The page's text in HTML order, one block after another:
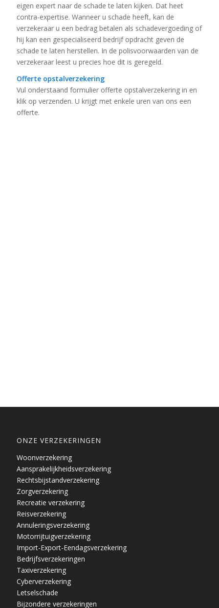
eigen expert naar de schade te laten kijken. Dat heet
contra-expertise. Wanneer u schade heeft, kan de
verzekeraar u een bedrag betalen als schadevergoeding of
hij kan een gespecialiseerd bedrijf opdracht geven de
schade te laten herstellen. In de polisvoorwaarden van de
verzekeraar leest u precies hoe dit is geregeld.
Offerte opstalverzekering
Vul onderstaand formulier offerte opstalverzekering in en
klik op verzenden. U krijgt met enkele uren van ons een
offerte.
ONZE VERZEKERINGEN
Woonverzekering
Aansprakelijkheidsverzekering
Rechtsbijstandverzekering
Zorgverzekering
Recreatie verzekering
Reisverzekering
Annuleringsverzekering
Motorrijtuigverzekering
Import-Export-Eendagsverzekering
Bedrijfsverzekeringen
Taxiverzekering
Cyberverzekering
Letselschade
Bijzondere verzekeringen